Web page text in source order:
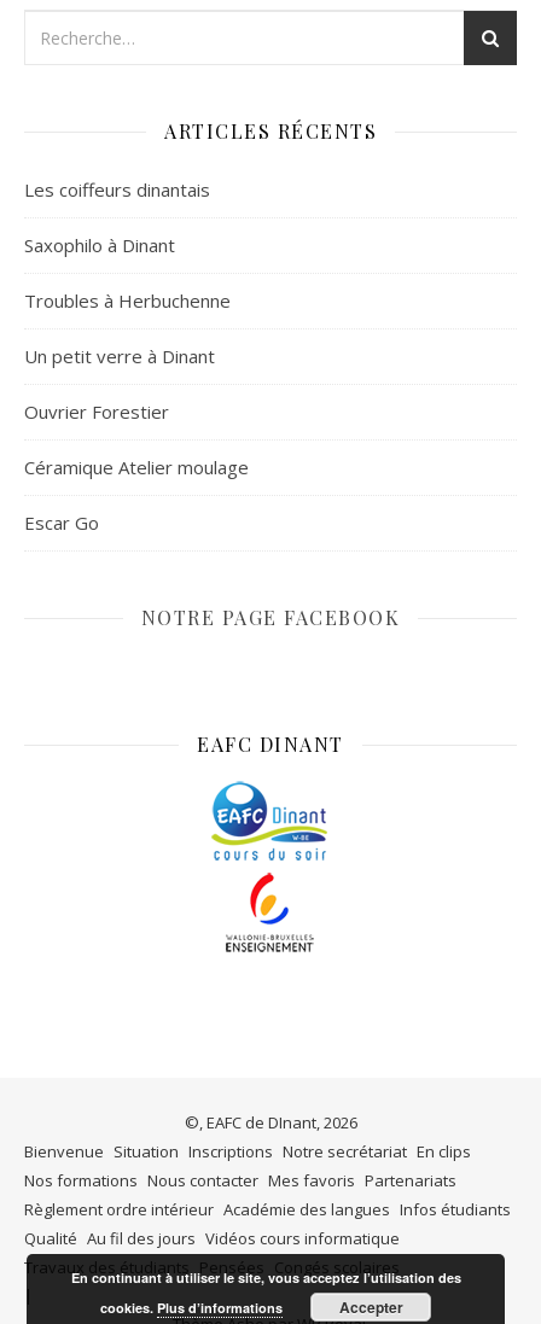
ARTICLES RÉCENTS
Les coiffeurs dinantais
Saxophilo à Dinant
Troubles à Herbuchenne
Un petit verre à Dinant
Ouvrier Forestier
Céramique Atelier moulage
Escar Go
NOTRE PAGE FACEBOOK
EAFC DINANT
©, EAFC de DInant, 2026
Bienvenue Situation Inscriptions Notre secrétariat En clips
Nos formations Nous contacter Mes favoris Partenariats
Règlement ordre intérieur Académie des langues Infos étudiants
Qualité Au fil des jours Vidéos cours informatique
Travaux des étudiants Pensées Congés scolaires
En continuant à utiliser le site, vous acceptez l’utilisation des
cookies.Plus d’informations Accepter